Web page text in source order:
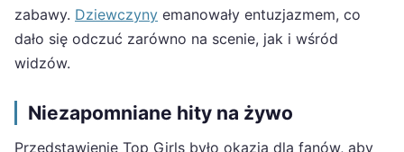
zabawy. Dziewczyny emanowały entuzjazmem, co
dało się odczuć zarówno na scenie, jak i wśród
widzów.
Niezapomniane hity na żywo
Przedstawienie Top Girls było okazją dla fanów, aby